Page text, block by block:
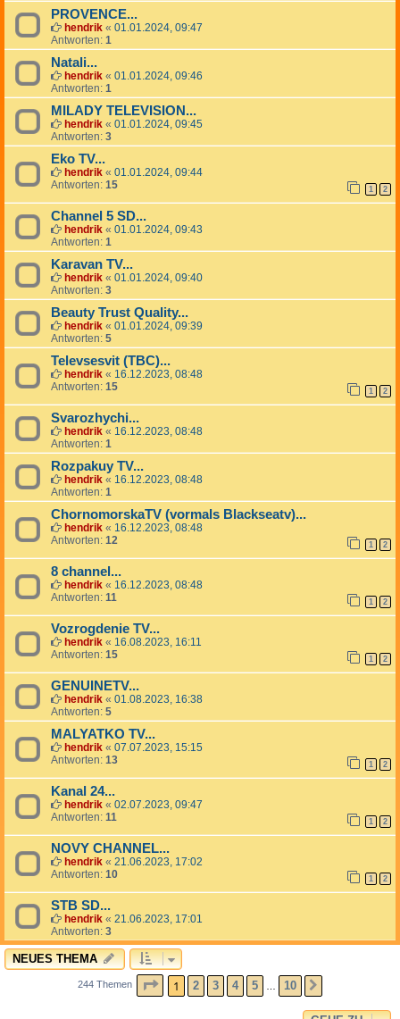
PROVENCE...
hendrik « 01.01.2024, 09:47
Antworten: 1
Natali...
hendrik « 01.01.2024, 09:46
Antworten: 1
MILADY TELEVISION...
hendrik « 01.01.2024, 09:45
Antworten: 3
Eko TV...
hendrik « 01.01.2024, 09:44
Antworten: 15 1 2
Channel 5 SD...
hendrik « 01.01.2024, 09:43
Antworten: 1
Karavan TV...
hendrik « 01.01.2024, 09:40
Antworten: 3
Beauty Trust Quality...
hendrik « 01.01.2024, 09:39
Antworten: 5
Televsesvit (TBC)...
hendrik « 16.12.2023, 08:48
Antworten: 15 1 2
Svarozhychi...
hendrik « 16.12.2023, 08:48
Antworten: 1
Rozpakuy TV...
hendrik « 16.12.2023, 08:48
Antworten: 1
ChornomorskaTV (vormals Blackseatv)...
hendrik « 16.12.2023, 08:48
Antworten: 12 1 2
8 channel...
hendrik « 16.12.2023, 08:48
Antworten: 11 1 2
Vozrogdenie TV...
hendrik « 16.08.2023, 16:11
Antworten: 15 1 2
GENUINETV...
hendrik « 01.08.2023, 16:38
Antworten: 5
MALYATKO TV...
hendrik « 07.07.2023, 15:15
Antworten: 13 1 2
Kanal 24...
hendrik « 02.07.2023, 09:47
Antworten: 11 1 2
NOVY CHANNEL...
hendrik « 21.06.2023, 17:02
Antworten: 10 1 2
STB SD...
hendrik « 21.06.2023, 17:01
Antworten: 3
NEUES THEMA
244 Themen SEITE1 VON10
1 2 3 4 5 10